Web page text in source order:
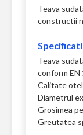
Teava
constructii
Teava
conform EN
Calitate
Diametrul
Grosimea
Greutatea